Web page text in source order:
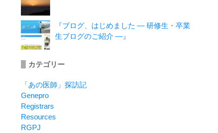
『ブログ、はじめました ― 研修生・卒業
生ブログのご紹介 ―』
カテゴリー
「あの医師」探訪記
Genepro
Registrars
Resources
RGPJ